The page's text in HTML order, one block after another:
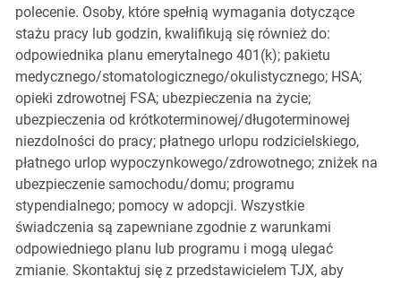
polecenie. Osoby, które spełnią wymagania dotyczące
stażu pracy lub godzin, kwalifikują się również do:
odpowiednika planu emerytalnego 401(k); pakietu
medycznego/stomatologicznego/okulistycznego; HSA;
opieki zdrowotnej FSA; ubezpieczenia na życie;
ubezpieczenia od krótkoterminowej/długoterminowej
niezdolności do pracy; płatnego urlopu rodzicielskiego,
płatnego urlop wypoczynkowego/zdrowotnego; zniżek na
ubezpieczenie samochodu/domu; programu
stypendialnego; pomocy w adopcji. Wszystkie
świadczenia są zapewniane zgodnie z warunkami
odpowiedniego planu lub programu i mogą ulegać
zmianie. Skontaktuj się z przedstawicielem TJX, aby